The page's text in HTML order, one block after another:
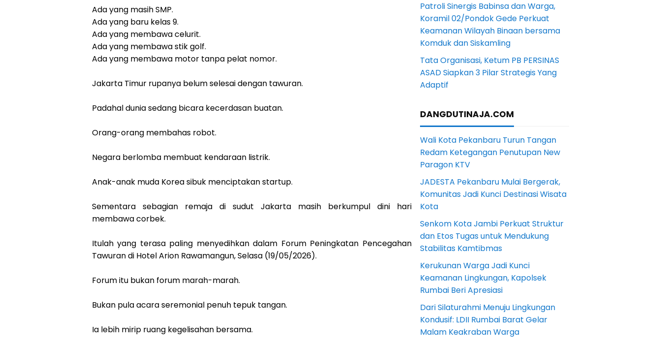
Ada yang masih SMP.
Ada yang baru kelas 9.
Ada yang membawa celurit.
Ada yang membawa stik golf.
Ada yang membawa motor tanpa pelat nomor.
Jakarta Timur rupanya belum selesai dengan tawuran.
Padahal dunia sedang bicara kecerdasan buatan.
Orang-orang membahas robot.
Negara berlomba membuat kendaraan listrik.
Anak-anak muda Korea sibuk menciptakan startup.
Sementara sebagian remaja di sudut Jakarta masih berkumpul dini hari
membawa corbek.
Itulah yang terasa paling menyedihkan dalam Forum Peningkatan Pencegahan
Tawuran di Hotel Arion Rawamangun, Selasa (19/05/2026).
Forum itu bukan forum marah-marah.
Bukan pula acara seremonial penuh tepuk tangan.
Ia lebih mirip ruang kegelisahan bersama.
Patroli Sinergis Babinsa dan Warga,
Koramil 02/Pondok Gede Perkuat
Keamanan Wilayah Binaan bersama
Komduk dan Siskamling
Tata Organisasi, Ketum PB PERSINAS
ASAD Siapkan 3 Pilar Strategis Yang
Adaptif
DANGDUTINAJA.COM
Wali Kota Pekanbaru Turun Tangan
Redam Ketegangan Penutupan New
Paragon KTV
JADESTA Pekanbaru Mulai Bergerak,
Komunitas Jadi Kunci Destinasi Wisata
Kota
Senkom Kota Jambi Perkuat Struktur
dan Etos Tugas untuk Mendukung
Stabilitas Kamtibmas
Kerukunan Warga Jadi Kunci
Keamanan Lingkungan, Kapolsek
Rumbai Beri Apresiasi
Dari Silaturahmi Menuju Lingkungan
Kondusif: LDII Rumbai Barat Gelar
Malam Keakraban Warga